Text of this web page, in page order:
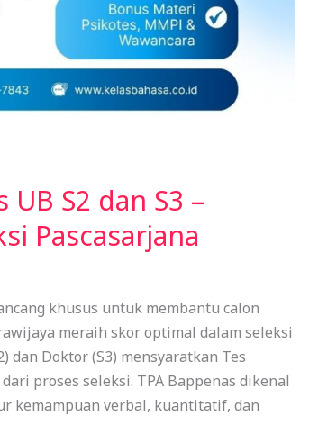
UB S2 dan S3 –
Pascasarjana
khusus untuk membantu calon
meraih skor optimal dalam seleksi
dan Doktor (S3) mensyaratkan Tes
proses seleksi. TPA Bappenas dikenal
kemampuan verbal, kuantitatif, dan